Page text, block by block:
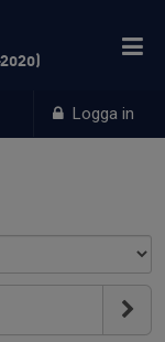
Logga in